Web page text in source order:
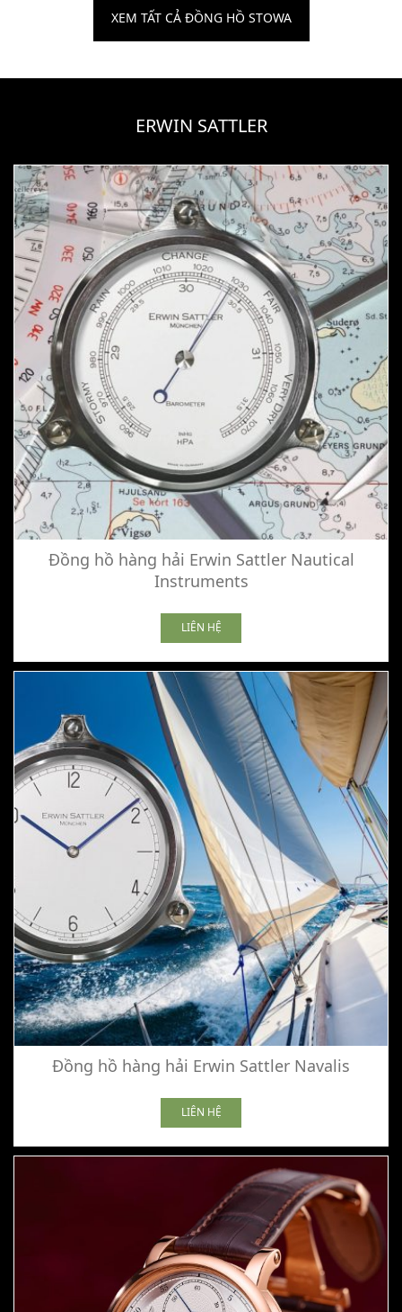
XEM TẤT CẢ ĐỒNG HỒ STOWA
ERWIN SATTLER
Đồng hồ hàng hải Erwin Sattler Nautical
Instruments
LIÊN HỆ
Đồng hồ hàng hải Erwin Sattler Navalis
LIÊN HỆ